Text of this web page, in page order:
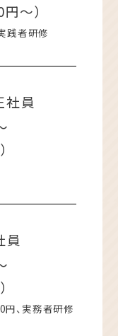
〜）
践者研修
社員
員
、実務者研修